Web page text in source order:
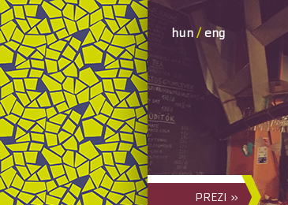
hun / eng
PREZI »